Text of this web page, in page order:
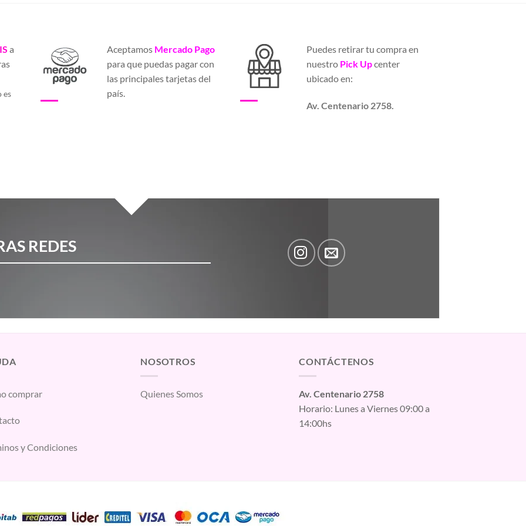
a
es
Aceptamos Mercado Pago
para que puedas pagar con
las principales tarjetas del
país.
Puedes retirar tu compra en
nuestro Pick Upcenter
ubicado en:
Av. Centenario 2758.
REDES
comprar
y Condiciones
NOSOTROS
Quienes Somos
CONTÁCTENOS
Av. Centenario 2758
Horario: Lunes a Viernes 09:00 a
14:00hs